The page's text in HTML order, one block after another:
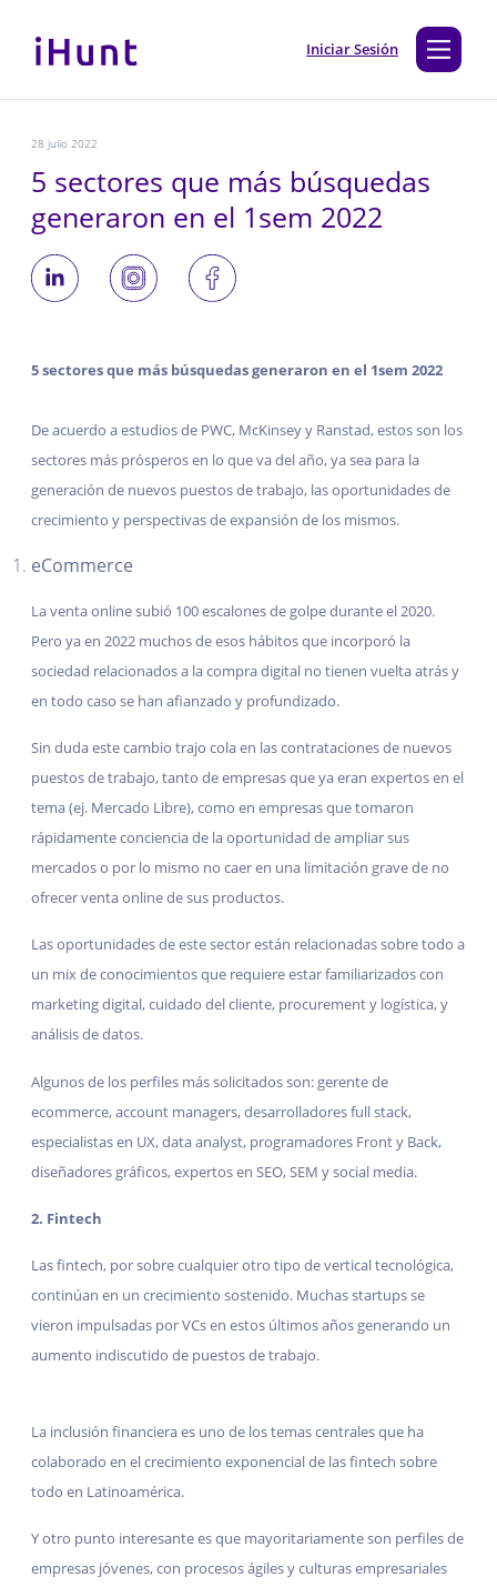
Iniciar Sesión
28 julio 2022
5 sectores que más búsquedas
generaron en el 1sem 2022
5 sectores que más búsquedas generaron en el 1sem 2022
De acuerdo a estudios de PWC, McKinsey y Ranstad, estos son los
sectores más prósperos en lo que va del año, ya sea para la
generación de nuevos puestos de trabajo, las oportunidades de
crecimiento y perspectivas de expansión de los mismos.
eCommerce
La venta online subió 100 escalones de golpe durante el 2020.
Pero ya en 2022 muchos de esos hábitos que incorporó la
sociedad relacionados a la compra digital no tienen vuelta atrás y
en todo caso se han afianzado y profundizado.
Sin duda este cambio trajo cola en las contrataciones de nuevos
puestos de trabajo, tanto de empresas que ya eran expertos en el
tema (ej. Mercado Libre), como en empresas que tomaron
rápidamente conciencia de la oportunidad de ampliar sus
mercados o por lo mismo no caer en una limitación grave de no
ofrecer venta online de sus productos.
Las oportunidades de este sector están relacionadas sobre todo a
un mix de conocimientos que requiere estar familiarizados con
marketing digital, cuidado del cliente, procurement y logística, y
análisis de datos.
Algunos de los perfiles más solicitados son: gerente de
ecommerce, account managers, desarrolladores full stack,
especialistas en UX, data analyst, programadores Front y Back,
diseñadores gráficos, expertos en SEO, SEM y social media.
2. Fintech
Las fintech, por sobre cualquier otro tipo de vertical tecnológica,
continúan en un crecimiento sostenido. Muchas startups se
vieron impulsadas por VCs en estos últimos años generando un
aumento indiscutido de puestos de trabajo.
La inclusión financiera es uno de los temas centrales que ha
colaborado en el crecimiento exponencial de las fintech sobre
todo en Latinoamérica.
Y otro punto interesante es que mayoritariamente son perfiles de
empresas jóvenes, con procesos ágiles y culturas empresariales